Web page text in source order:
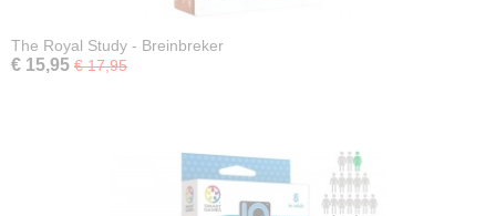
The Royal Study - Breinbreker
€ 15,95 € 17,95